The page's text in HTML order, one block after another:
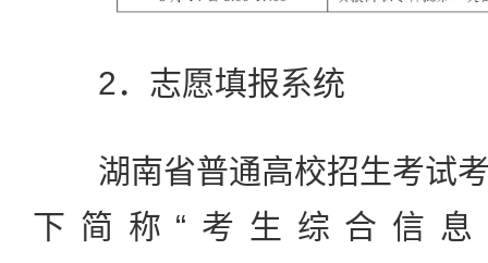
2．志愿填报系统
湖南省普通高校招生考试考
下简称“考生综合信